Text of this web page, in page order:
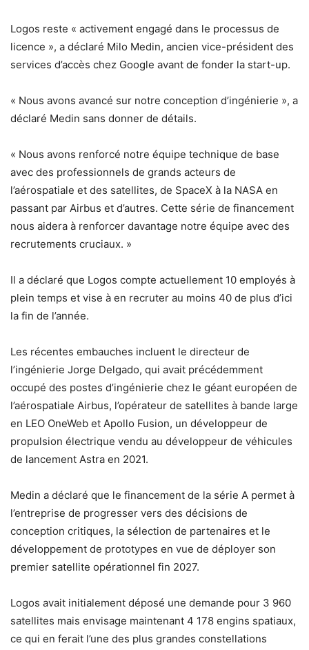
Logos reste « activement engagé dans le processus de
licence », a déclaré Milo Medin, ancien vice-président des
services d’accès chez Google avant de fonder la start-up.
« Nous avons avancé sur notre conception d’ingénierie », a
déclaré Medin sans donner de détails.
« Nous avons renforcé notre équipe technique de base
avec des professionnels de grands acteurs de
l’aérospatiale et des satellites, de SpaceX à la NASA en
passant par Airbus et d’autres. Cette série de financement
nous aidera à renforcer davantage notre équipe avec des
recrutements cruciaux. »
Il a déclaré que Logos compte actuellement 10 employés à
plein temps et vise à en recruter au moins 40 de plus d’ici
la fin de l’année.
Les récentes embauches incluent le directeur de
l’ingénierie Jorge Delgado, qui avait précédemment
occupé des postes d’ingénierie chez le géant européen de
l’aérospatiale Airbus, l’opérateur de satellites à bande large
en LEO OneWeb et Apollo Fusion, un développeur de
propulsion électrique vendu au développeur de véhicules
de lancement Astra en 2021.
Medin a déclaré que le financement de la série A permet à
l’entreprise de progresser vers des décisions de
conception critiques, la sélection de partenaires et le
développement de prototypes en vue de déployer son
premier satellite opérationnel fin 2027.
Logos avait initialement déposé une demande pour 3 960
satellites mais envisage maintenant 4 178 engins spatiaux,
ce qui en ferait l’une des plus grandes constellations